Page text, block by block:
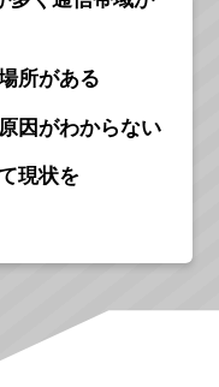
所がある
因がわからない
現状を